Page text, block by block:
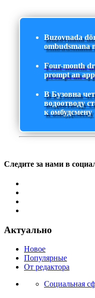
Buzovnada
ombudsmana
Four-month
prompt an
В Бузовна
водоотводу
к омбудсмену
Следите за нами в
Актуально
Новое
Популярные
От редактора
Социальная